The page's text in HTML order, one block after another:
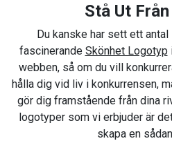
Stå Ut
Du kanske har sett ett
fascinerande Skönhet Logotyp
webben, så om du vill
hålla dig vid liv i konkurrensen,
gör dig framstående från dina
logotyper som vi erbjuder är
skapa en